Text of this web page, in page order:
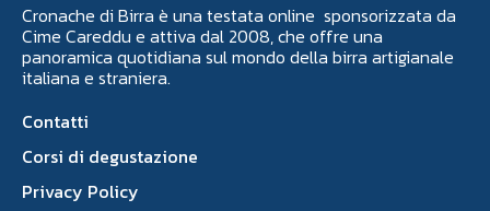
Cronache di Birra è una testata online sponsorizzata da
Cime Careddu e attiva dal 2008, che offre una
panoramica quotidiana sul mondo della birra artigianale
italiana e straniera.
Contatti
Corsi di degustazione
Privacy Policy